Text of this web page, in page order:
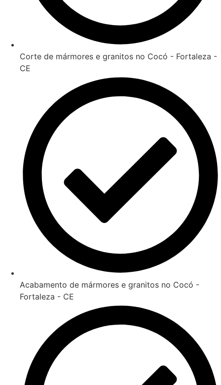
Corte de mármores e granitos no Cocó - Fortaleza -
CE
Acabamento de mármores e granitos no Cocó -
Fortaleza - CE